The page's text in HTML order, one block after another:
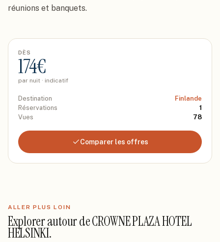
réunions et banquets.
DÈS
174€
par nuit · indicatif
Destination
Finlande
Réservations
1
Vues
78
Comparer les offres
ALLER PLUS LOIN
Explorer autour deCROWNE PLAZA HOTEL
HELSINKI.